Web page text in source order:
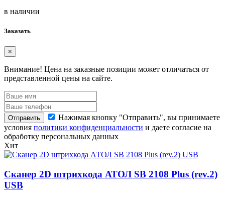
в наличии
Заказать
×
Внимание! Цена на заказные позиции может отличаться от
представленной цены на сайте.
Отправить
Нажимая кнопку "Отправить", вы принимаете
условия политики конфиденциальности и даете согласие на
обработку персональных данных
Хит
Сканер 2D штрихкода АТОЛ SB 2108 Plus (rev.2)
USB